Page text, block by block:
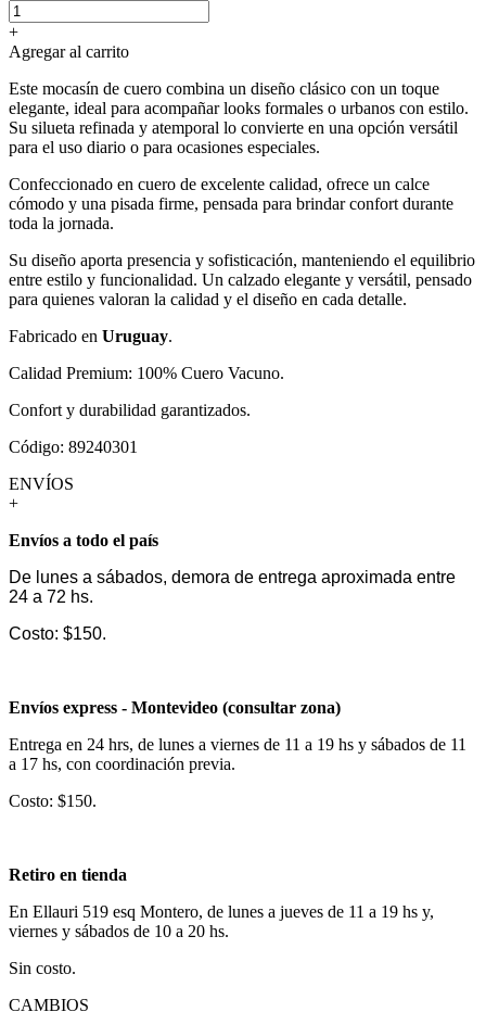
+
Agregar al carrito
Este mocasín de cuero combina un diseño clásico con un toque
elegante, ideal para acompañar looks formales o urbanos con estilo.
Su silueta refinada y atemporal lo convierte en una opción versátil
para el uso diario o para ocasiones especiales.
Confeccionado en cuero de excelente calidad, ofrece un calce
cómodo y una pisada firme, pensada para brindar confort durante
toda la jornada.
Su diseño aporta presencia y sofisticación, manteniendo el equilibrio
entre estilo y funcionalidad. Un calzado elegante y versátil, pensado
para quienes valoran la calidad y el diseño en cada detalle.
Fabricado en Uruguay.
Calidad Premium: 100% Cuero Vacuno.
Confort y durabilidad garantizados.
Código: 89240301
ENVÍOS
+
Envíos a todo el país
De lunes a sábados, demora de entrega aproximada entre
24 a 72 hs.
Costo: $150.
Envíos express - Montevideo (consultar zona)
Entrega en 24 hrs, de lunes a viernes de 11 a 19 hs y sábados de 11
a 17 hs, con coordinación previa.
Costo: $150.
Retiro en tienda
En Ellauri 519 esq Montero, de lunes a jueves de 11 a 19 hs y,
viernes y sábados de 10 a 20 hs.
Sin costo.
CAMBIOS